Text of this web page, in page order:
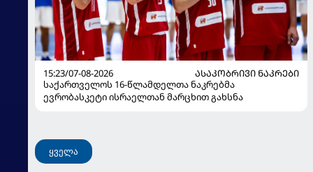
15:23/07-08-2026
ᲐᲡᲐᲙᲝᲑᲠᲘᲕᲘ ᲜᲐᲙᲠᲔᲑᲘ
საქართველოს 16-წლამდელთა ნაკრებმა
ევრობასკეტი ისრაელთან მარცხით გახსნა
ყველა